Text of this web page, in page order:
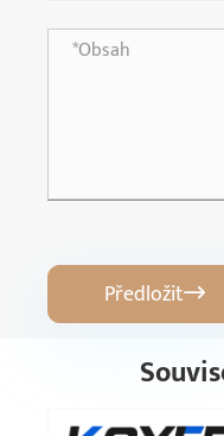
Předložit